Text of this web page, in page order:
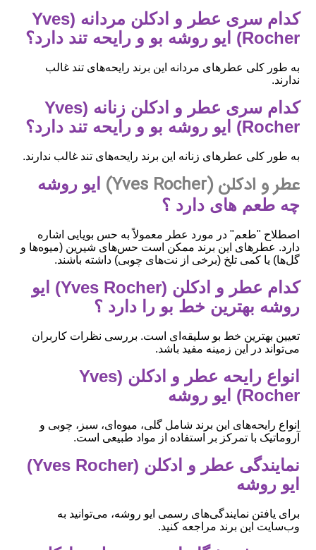
کدام سری عطر و ادکلن مردانه (Yves
Rocher) ایو روشه بو و رایحه تند دارد؟
به طور کلی عطرهای مردانه این برند رایحه‌های تند غالب
ندارند.
کدام سری عطر و ادکلن زنانه (Yves
Rocher) ایو روشه بو و رایحه تند دارد؟
به طور کلی عطرهای زنانه این برند رایحه‌های تند غالب ندارند.
عطر و ادکلن (Yves Rocher)
ایو روشه
چه طعم های دارد ؟
اصطلاح "طعم" در مورد عطر معمولاً به حس بویایی اشاره
دارد. عطرهای این برند ممکن است حس‌های شیرین (میوه‌ها و
گل‌ها) یا کمی تلخ (برخی از نت‌های چوبی) داشته باشند.
کدام عطر و ادکلن (Yves Rocher) ایو
روشه بهترین خط بو را دارد ؟
تعیین بهترین خط بو سلیقه‌ای است. بررسی نظرات کاربران
می‌تواند در این زمینه مفید باشد.
انواع رایحه عطر و ادکلن (Yves
Rocher) ایو روشه
انواع رایحه‌های این برند شامل گلی، میوه‌ای، سبز، چوبی و
آروماتیک با تمرکز بر استفاده از مواد طبیعی است.
نمایندگی عطر و ادکلن (Yves Rocher)
ایو روشه
برای یافتن نمایندگی‌های رسمی ایو روشه، می‌توانید به
وب‌سایت این برند مراجعه کنید.